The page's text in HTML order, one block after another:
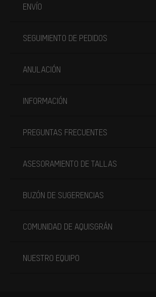
ENVÍO
SEGUIMIENTO DE PEDIDOS
ANULACIÓN
INFORMACIÓN
PREGUNTAS FRECUENTES
ASESORAMIENTO DE TALLAS
BUZÓN DE SUGERENCIAS
COMUNIDAD DE AQUISGRÁN
NUESTRO EQUIPO